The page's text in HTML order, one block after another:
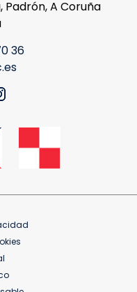
Padrón, A Coruña
36